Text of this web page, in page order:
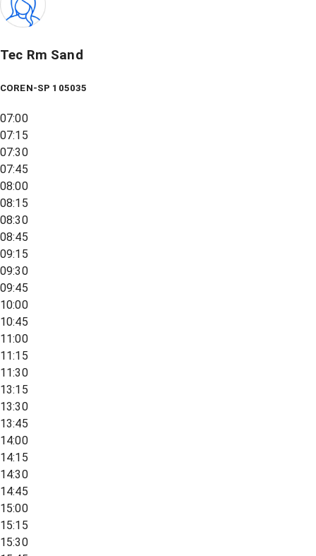
Tec Rm Sand
COREN-SP 105035
07:00
07:15
07:30
07:45
08:00
08:15
08:30
08:45
09:15
09:30
09:45
10:00
10:45
11:00
11:15
11:30
13:15
13:30
13:45
14:00
14:15
14:30
14:45
15:00
15:15
15:30